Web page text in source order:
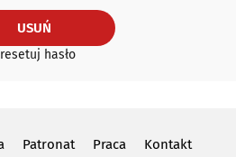
USUŃ
hasło
Patronat Praca
Kontakt